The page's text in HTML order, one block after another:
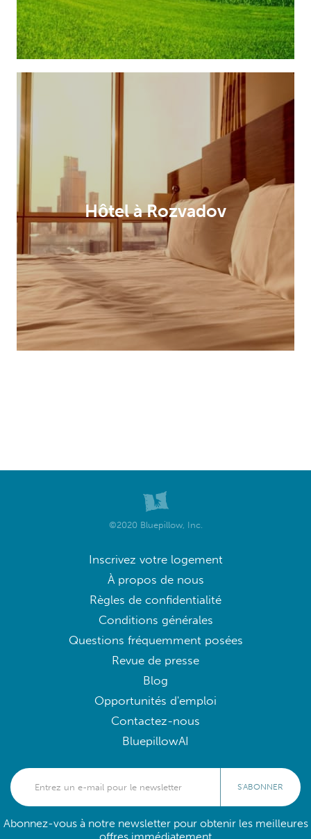
Hôtel à Rozvadov
©2020 Bluepillow, Inc.
Inscrivez votre logement
À propos de nous
Règles de confidentialité
Conditions générales
Questions fréquemment posées
Revue de presse
Blog
Opportunités d'emploi
Contactez-nous
BluepillowAI
S'ABONNER
Abonnez-vous à notre newsletter pour obtenir les meilleures
offres immédiatement